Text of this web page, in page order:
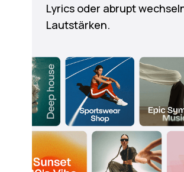
Lyrics oder abrupt
Lautstärken.